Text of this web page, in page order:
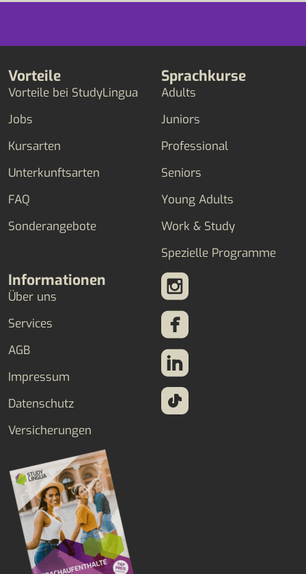
Vorteile
Vorteile bei StudyLingua
Jobs
Kursarten
Unterkunftsarten
FAQ
Sonderangebote
Sprachkurse
Adults
Juniors
Professional
Seniors
Young Adults
Work & Study
Spezielle Programme
Informationen
Über uns
Services
AGB
Impressum
Datenschutz
Versicherungen